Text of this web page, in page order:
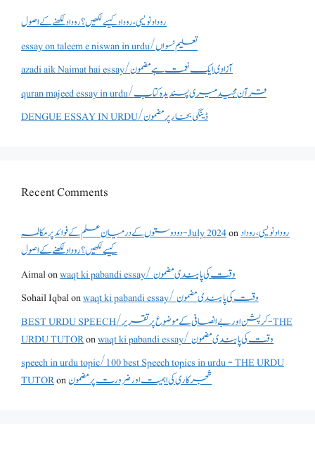
روداد نویسی ،روداد کیسے لکھیں؟ روداد لکھنے کے اصول
essay on taleem e niswan in urdu/تعلیم نسواں
azadi aik Naimat hai essay/آزادی ایک نعمت ہے مضمون
quran majeed essay in urdu/قرآن مجید میری پسندیدہ کتاب
DENGUE ESSAY IN URDU/ڈینگی بخار پر مضمون
Recent Comments
دو دوستوں کے درمیان علم کے فوائد پر مکالمہ - July 2024onروداد نویسی ،روداد
کیسے لکھیں؟ روداد لکھنے کے اصول
Aimalon
waqt ki pabandi essay/ وقت کی پابندی مضمون
Sohail Iqbalon
waqt ki pabandi essay/ وقت کی پابندی مضمون
BEST URDU SPEECH/کرپشن اور بے انصافی کے موضوع پر تقریر - THE
URDU TUTORon
waqt ki pabandi essay/ وقت کی پابندی مضمون
speech in urdu topic/100 best Speech topics in urdu - THE URDU
TUTORonشجرکاری کی اہمیت اور ضرورت پر مضمون